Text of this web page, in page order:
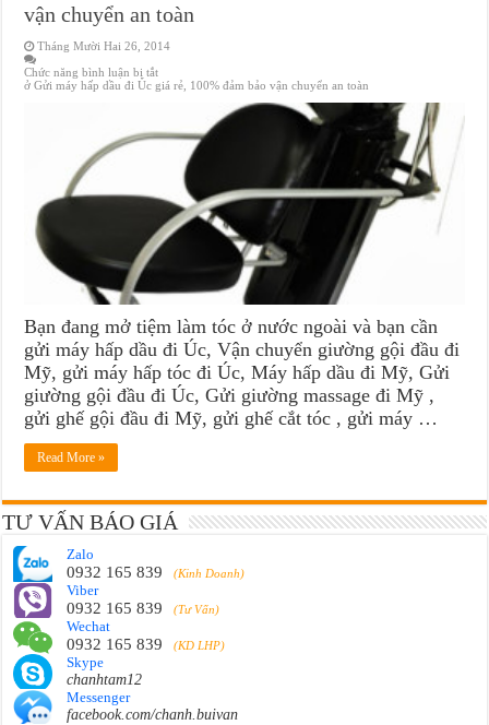
vận chuyển an toàn
Tháng Mười Hai 26, 2014
Chức năng bình luận bị tắt
ở Gửi máy hấp dầu đi Úc giá rẻ, 100% đảm bảo vận chuyển an toàn
Bạn đang mở tiệm làm tóc ở nước ngoài và bạn cần
gửi máy hấp dầu đi Úc, Vận chuyển giường gội đầu đi
Mỹ, gửi máy hấp tóc đi Úc, Máy hấp dầu đi Mỹ, Gửi
giường gội đầu đi Úc, Gửi giường massage đi Mỹ ,
gửi ghế gội đầu đi Mỹ, gửi ghế cắt tóc , gửi máy …
Read More »
TƯ VẤN BÁO GIÁ
Zalo
0932 165 839 (Kinh Doanh)
Viber
0932 165 839 (Tư Vấn)
Wechat
0932 165 839 (KD LHP)
Skype
chanhtam12
Messenger
facebook.com/chanh.buivan